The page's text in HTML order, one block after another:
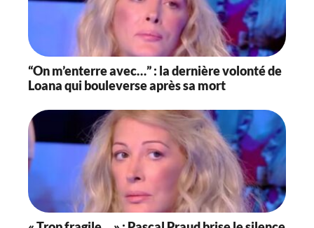
“On m’enterre avec…” : la dernière volonté de
Loana qui bouleverse après sa mort